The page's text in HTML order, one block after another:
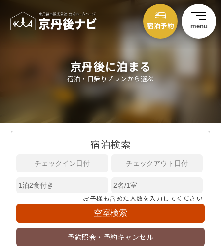
宿泊予約 menu
京丹後に泊まる
宿泊・日帰りプランから選ぶ
宿泊検索
お子様も含めた人数を入力してください
予約照会・予約キャンセル